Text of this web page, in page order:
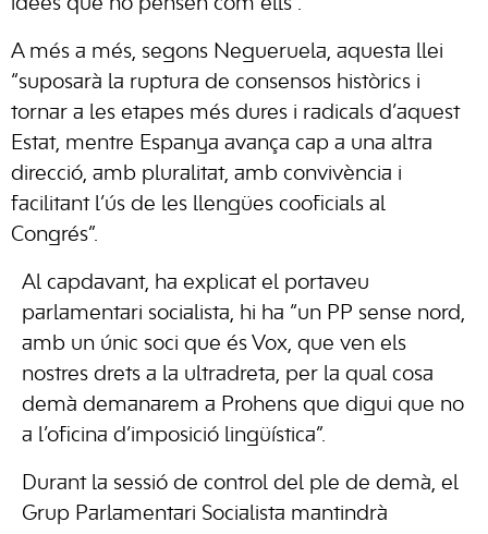
idees que no pensen com ells”.
A més a més, segons Negueruela, aquesta llei
“suposarà la ruptura de consensos històrics i
tornar a les etapes més dures i radicals d’aquest
Estat, mentre Espanya avança cap a una altra
direcció, amb pluralitat, amb convivència i
facilitant l’ús de les llengües cooficials al
Congrés”.
Al capdavant, ha explicat el portaveu
parlamentari socialista, hi ha “un PP sense nord,
amb un únic soci que és Vox, que ven els
nostres drets a la ultradreta, per la qual cosa
demà demanarem a Prohens que digui que no
a l’oficina d’imposició lingüística”.
Durant la sessió de control del ple de demà, el
Grup Parlamentari Socialista mantindrà